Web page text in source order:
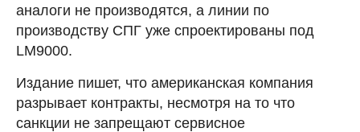
аналоги не производятся, а линии по
производству СПГ уже спроектированы под
LM9000.
Издание пишет, что американская компания
разрывает контракты, несмотря на то что
санкции не запрещают сервисное